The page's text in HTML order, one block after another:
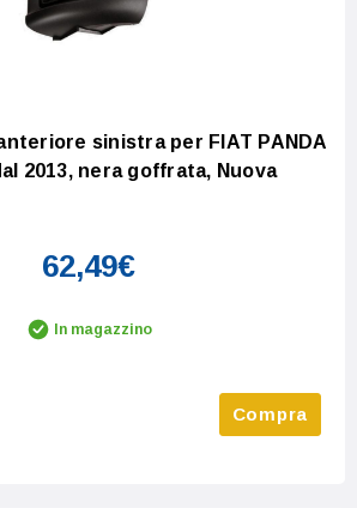
sinistra per FIAT PANDA
2013, nera goffrata, Nuova
62,49€
In magazzino
Quantity:
Compra